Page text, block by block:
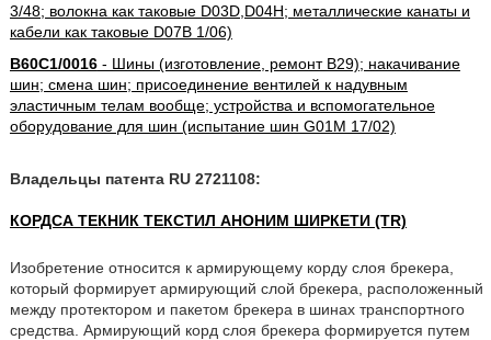
3/48; волокна как таковые D03D,D04H; металлические канаты и
кабели как таковые D07B 1/06)
B60C1/0016- Шины (изготовление, ремонт B29); накачивание
шин; смена шин; присоединение вентилей к надувным
эластичным телам вообще; устройства и вспомогательное
оборудование для шин (испытание шин G01M 17/02)
Владельцы патента RU 2721108:
КОРДСА ТЕКНИК ТЕКСТИЛ АНОНИМ ШИРКЕТИ (TR)
Изобретение относится к армирующему корду слоя брекера,
который формирует армирующий слой брекера, расположенный
между протектором и пакетом брекера в шинах транспортного
средства. Армирующий корд слоя брекера формируется путем